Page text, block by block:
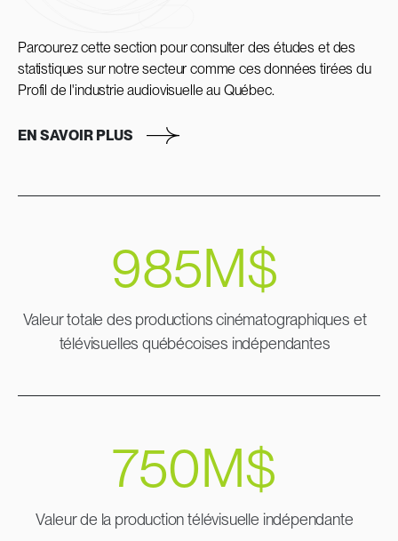
Parcourez cette section pour consulter des études et des
statistiques sur notre secteur comme ces données tirées du
Profil de l'industrie audiovisuelle au Québec.
EN SAVOIR PLUS
985M$
Valeur totale des productions cinématographiques et
télévisuelles québécoises indépendantes
750M$
Valeur de la production télévisuelle indépendante